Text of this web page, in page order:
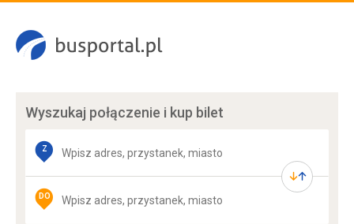
Wyszukaj połączenie i kup bilet
Z
DO